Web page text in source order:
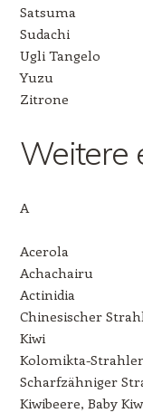
Satsuma
Sudachi
Ugli Tangelo
Yuzu
Zitrone
Weitere
A
Acerola
Achachairu
Actinidia
Chinesischer
Kiwi
Kolomikta-
Scharfzähniger
Kiwibeere, Baby